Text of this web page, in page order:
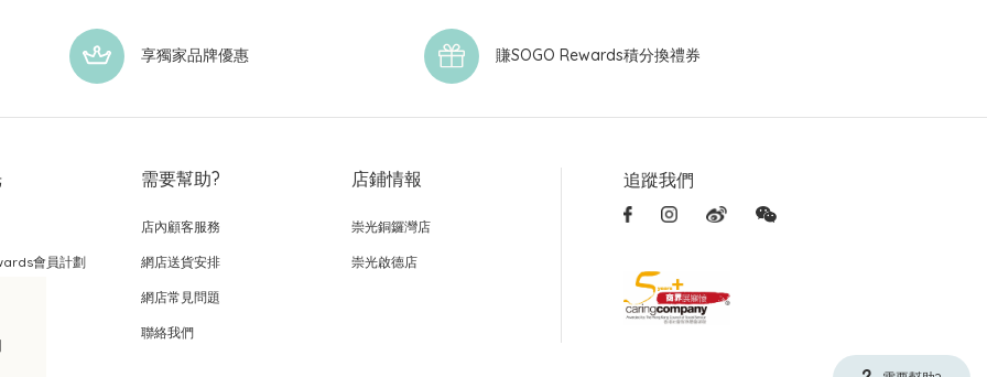
享獨家品牌優惠 賺SOGO Rewards積分換禮券
會員計劃
需要幫助?
店內顧客服務
網店送貨安排
網店常見問題
聯絡我們
店鋪情報
崇光銅鑼灣店
崇光啟德店
追蹤我們